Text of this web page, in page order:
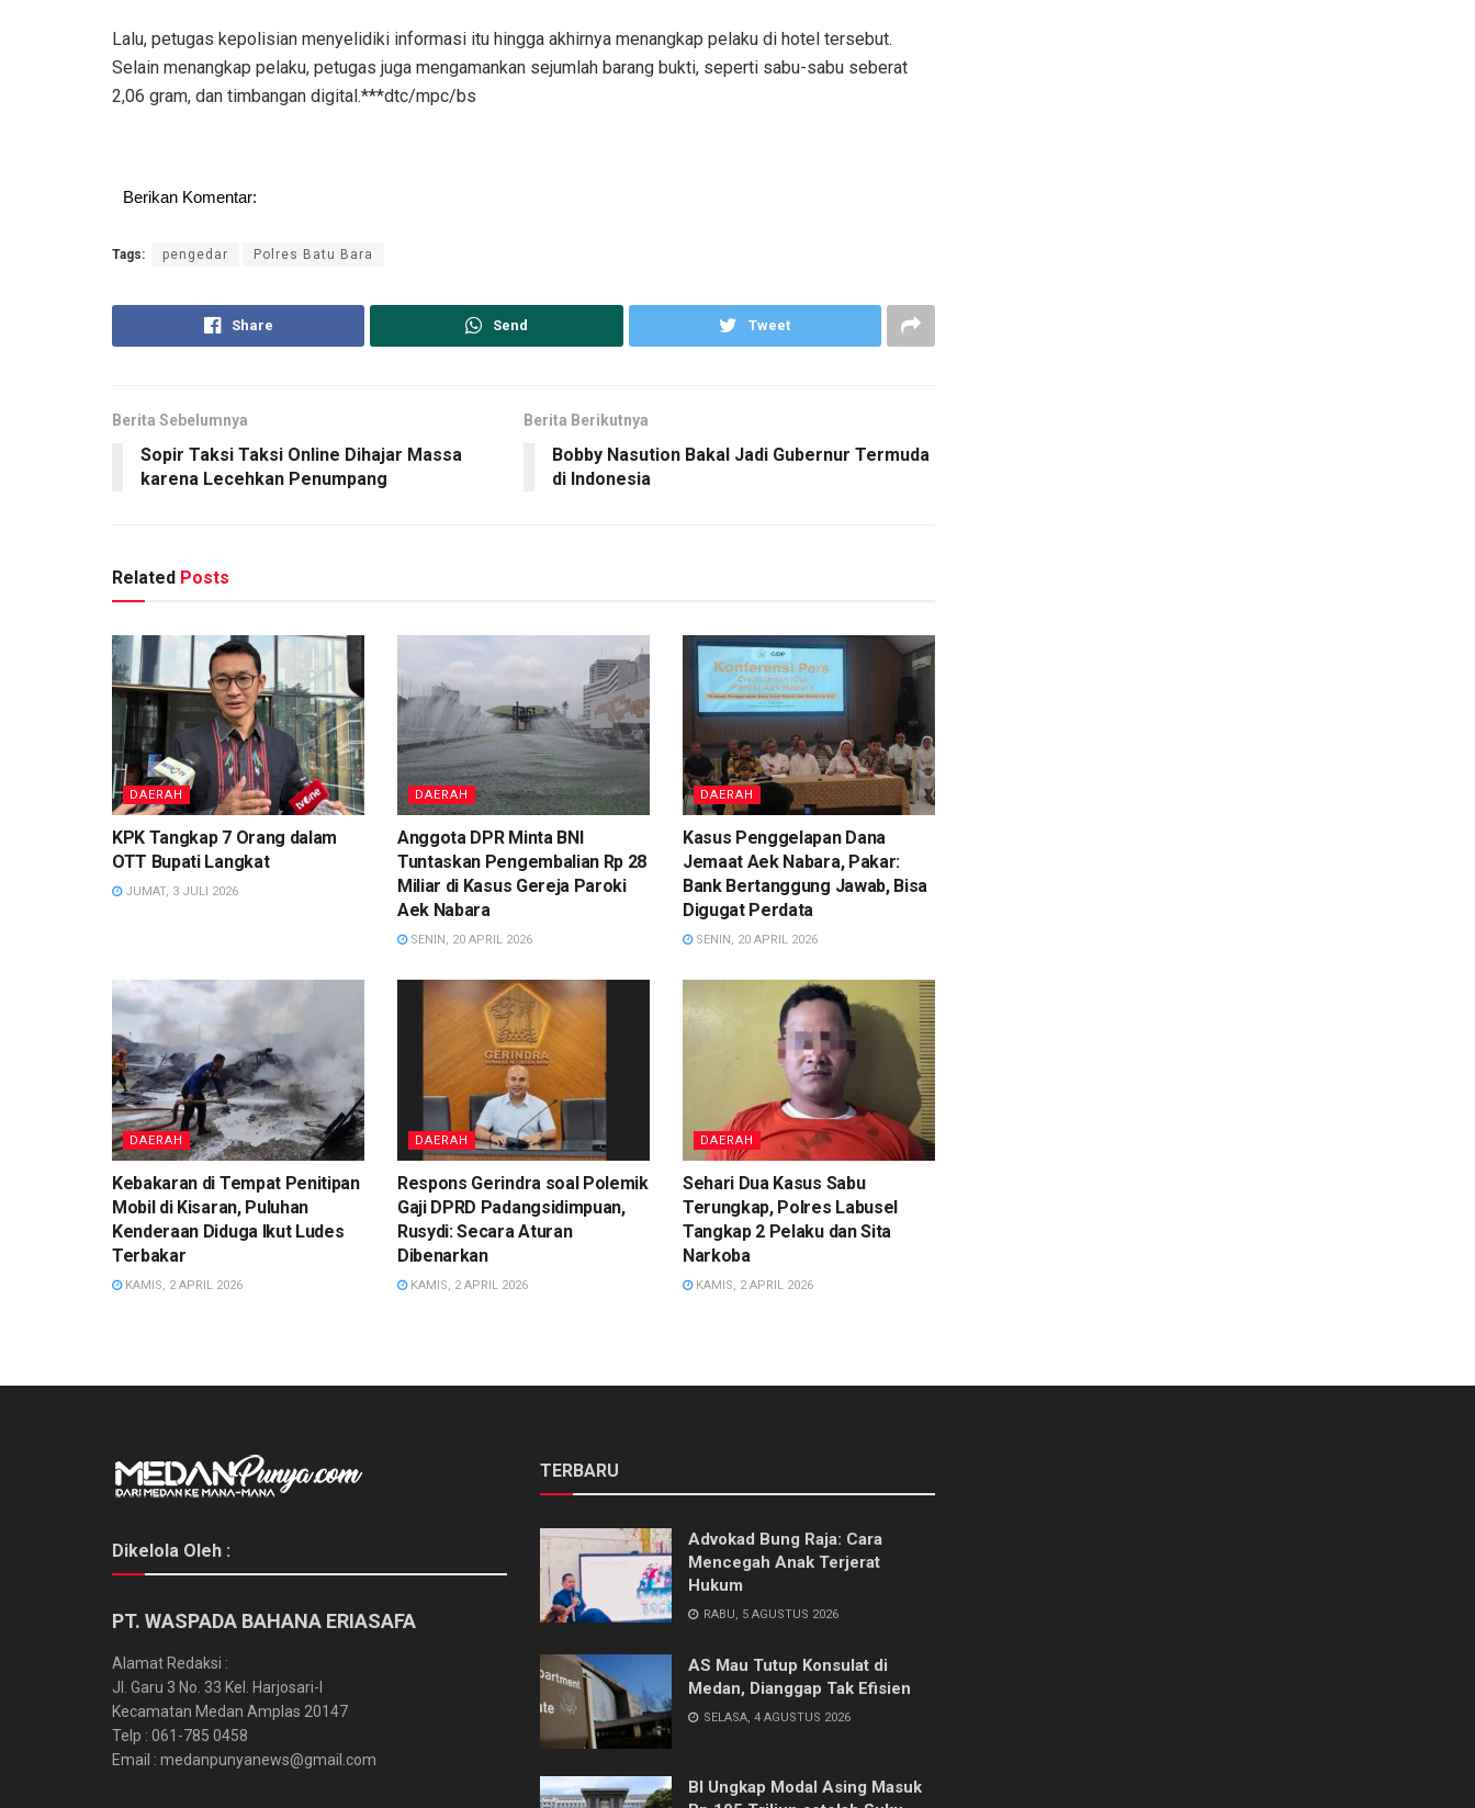
Lalu, petugas kepolisian menyelidiki informasi itu hingga akhirnya menangkap pelaku di hotel tersebut.
Selain menangkap pelaku, petugas juga mengamankan sejumlah barang bukti, seperti sabu-sabu seberat
2,06 gram, dan timbangan digital.***dtc/mpc/bs
Berikan Komentar:
Tags: pengedar Polres Batu Bara
Share Send Tweet
Berita Sebelumnya
Sopir Taksi Taksi Online Dihajar Massa
karena Lecehkan Penumpang
Berita Berikutnya
Bobby Nasution Bakal Jadi Gubernur Termuda
di Indonesia
Related Posts
DAERAH
KPK Tangkap 7 Orang dalam
OTT Bupati Langkat
JUMAT, 3 JULI 2026
DAERAH
Anggota DPR Minta BNI
Tuntaskan Pengembalian Rp 28
Miliar di Kasus Gereja Paroki
Aek Nabara
SENIN, 20 APRIL 2026
DAERAH
Kasus Penggelapan Dana
Jemaat Aek Nabara, Pakar:
Bank Bertanggung Jawab, Bisa
Digugat Perdata
SENIN, 20 APRIL 2026
DAERAH
Kebakaran di Tempat Penitipan
Mobil di Kisaran, Puluhan
Kenderaan Diduga Ikut Ludes
Terbakar
KAMIS, 2 APRIL 2026
DAERAH
Respons Gerindra soal Polemik
Gaji DPRD Padangsidimpuan,
Rusydi: Secara Aturan
Dibenarkan
KAMIS, 2 APRIL 2026
DAERAH
Sehari Dua Kasus Sabu
Terungkap, Polres Labusel
Tangkap 2 Pelaku dan Sita
Narkoba
KAMIS, 2 APRIL 2026
Dikelola Oleh :
PT. WASPADA BAHANA ERIASAFA
Alamat Redaksi :
Jl. Garu 3 No. 33 Kel. Harjosari-I
Kecamatan Medan Amplas 20147
Telp : 061-785 0458
Email : medanpunyanews@gmail.com
TERBARU
Advokad Bung Raja: Cara
Mencegah Anak Terjerat
Hukum
RABU, 5 AGUSTUS 2026
AS Mau Tutup Konsulat di
Medan, Dianggap Tak Efisien
SELASA, 4 AGUSTUS 2026
BI Ungkap Modal Asing Masuk